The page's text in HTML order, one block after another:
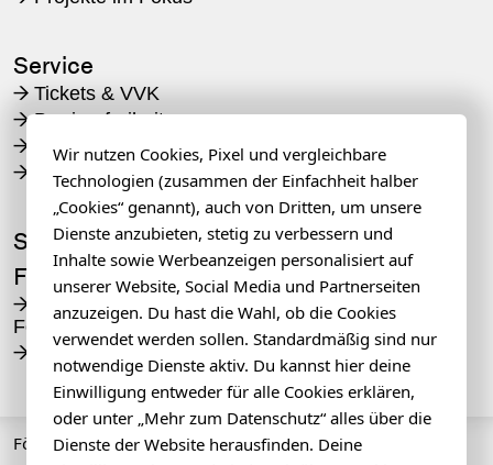
Wir nutzen Cookies, Pixel und vergleichbare
Technologien (zusammen der Einfachheit halber
„Cookies“ genannt), auch von Dritten, um unsere
Dienste anzubieten, stetig zu verbessern und
Inhalte sowie Werbeanzeigen personalisiert auf
unserer Website, Social Media und Partnerseiten
anzuzeigen. Du hast die Wahl, ob die Cookies
verwendet werden sollen. Standardmäßig sind nur
notwendige Dienste aktiv. Du kannst hier deine
Einwilligung entweder für alle Cookies erklären,
oder unter „Mehr zum Datenschutz“ alles über die
Dienste der Website herausfinden. Deine
Service
→ Tickets & VVK
→Barrierefreiheit
→ Veranstaltungsorte
→ Awareness
Sommerblut
Foundation
→
Die Sommerblut
Foundation
→
Förderer